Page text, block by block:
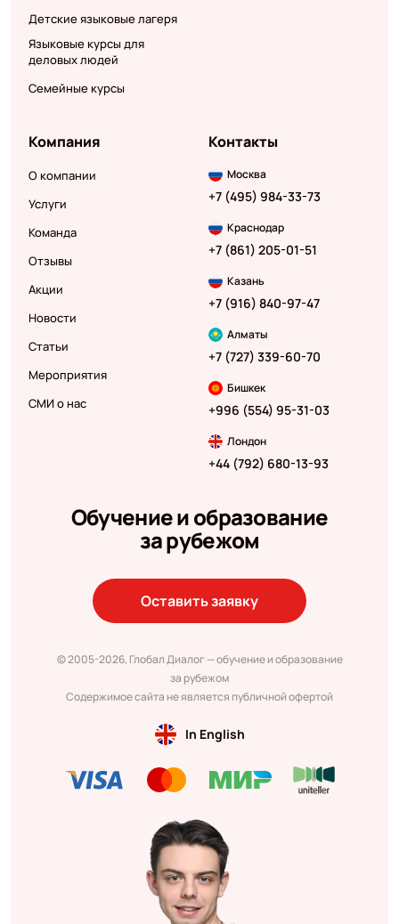
Детские языковые лагеря
Языковые курсы для
деловых людей
Семейные курсы
Компания
О компании
Услуги
Команда
Отзывы
Акции
Новости
Статьи
Мероприятия
СМИ о нас
Контакты
Москва
+7 (495) 984-33-73
Краснодар
+7 (861) 205-01-51
Казань
+7 (916) 840-97-47
Алматы
+7 (727) 339-60-70
Бишкек
+996 (554) 95-31-03
Лондон
+44 (792) 680-13-93
Обучение и образование
за рубежом
Оставить заявку
© 2005-2026, Глобал Диалог — обучение и образование
за рубежом
Содержимое сайта не является публичной офертой
In English